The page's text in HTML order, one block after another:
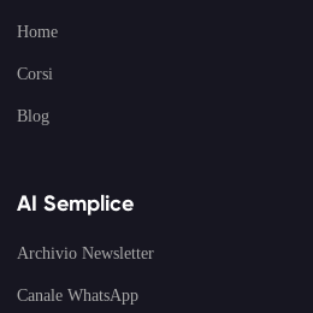
Home
Corsi
Blog
AI Semplice
Archivio Newsletter
Canale WhatsApp